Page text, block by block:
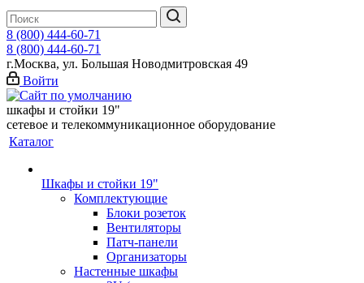
8 (800) 444-60-71
8 (800) 444-60-71
г.Москва, ул. Большая Новодмитровская 49
Войти
шкафы и стойки 19"
сетевое и телекоммуникационное оборудование
Каталог
Шкафы и стойки 19"
Комплектующие
Блоки розеток
Вентиляторы
Патч-панели
Организаторы
Настенные шкафы